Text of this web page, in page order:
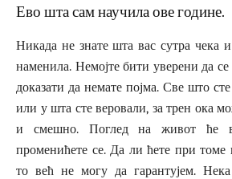
Ево шта сам научила ове године.
Никада не знате шта вас сутра чека
наменила. Немојте бити уверени да
доказати да немате појма. Све што
или у шта сте веровали, за трен ока
и смешно. Поглед на живот ће
променићете се. Да ли ћете при томе
то већ не могу да гарантујем.